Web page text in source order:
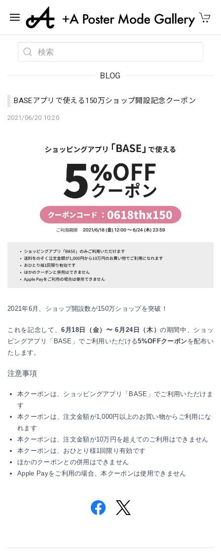
BLOG
BASEアプリで使える150万ショップ開設記念クーポン
2021/06/20 10:20
2021年6月、ショップ開設数が150万ショップを突破！
これを記念して、6月18日（金）〜 6月24日（木）の期間中、ショッ
ピングアプリ「BASE」でご利用いただける5%OFFクーポンを配布い
たします。
注意事項
本クーポンは、ショッピングアプリ「BASE」でご利用いただけま
す
本クーポンは、注文金額が1,000円以上のお買い物からご利用にな
れます
本クーポンは、注文金額が10万円を超えてのご利用はできません
本クーポンは、おひとり様1回限り有効です
ほかのクーポンとの併用はできません
Apple Payをご利用の場合、本クーポンは使用できません